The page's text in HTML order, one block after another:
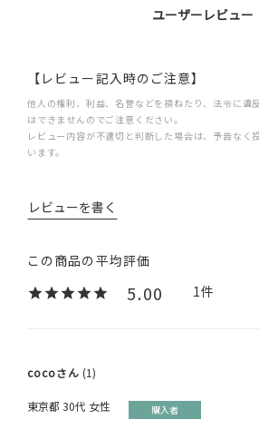
ユーザーレビュー
【レビュー記入時のご注意】
他人の権利、利益、名誉などを損ねたり、法令に違
はできませんのでご注意ください。
レビュー内容が不適切と判断した場合は、予告なく
います。
5.00 1
coco 1
購入者
東京都 30代 女性
レビューを書く